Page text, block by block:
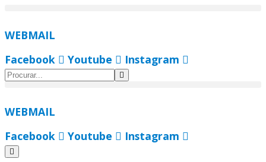
o
conteúdo
WEBMAIL
Facebook
Youtube Instagram
WEBMAIL
Facebook
Youtube Instagram